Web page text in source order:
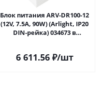
Блок питания ARV-DR100-12
(12V, 7.5A, 90W) (Arlight, IP20
DIN-рейка) 034673 в
6 611.56₽/шт